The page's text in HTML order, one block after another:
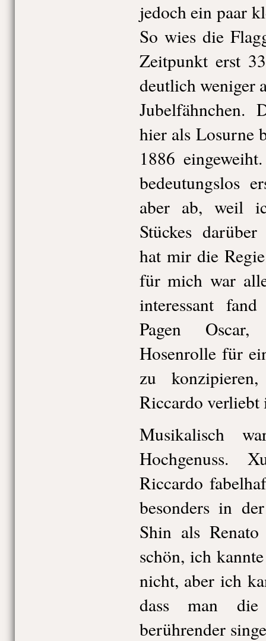
jedoch ein paar
So wies die
Zeitpunkt erst
deutlich weniger
Jubelfähnchen.
hier als Losurne
1886
bedeutungslos
aber ab, weil
Stückes
hat mir die
für mich war
interessant
Pagen Oscar,
Hosenrolle für
zu
Riccardo verliebt
Musikalisch
Hochgenuss.
Riccardo
besonders in
Shin als
schön, ich
nicht, aber ich
dass man
berührender